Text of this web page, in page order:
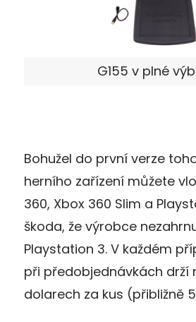
G155 v plné
Bohužel do první verze
herního zařízení můžete
360, Xbox 360 Slim a
škoda, že výrobce
Playstation 3. V každém
při předobjednávkách drží
dolarech za kus (přibližně 5